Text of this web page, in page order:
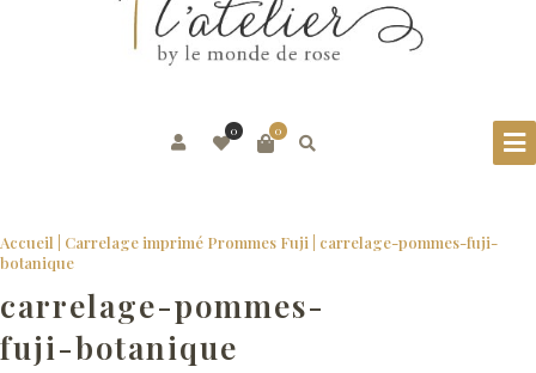
0
0
Accueil Carrelage imprimé Prommes Fuji
carrelage-pommes-fuji-
botanique
carrelage-pommes-
fuji-botanique